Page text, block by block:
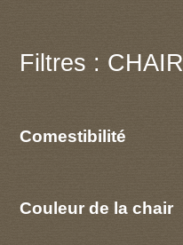
Filtres : CHAIR
Comestibilité
Couleur de la chair